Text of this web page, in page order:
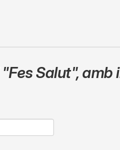
"Fes Salut",amb